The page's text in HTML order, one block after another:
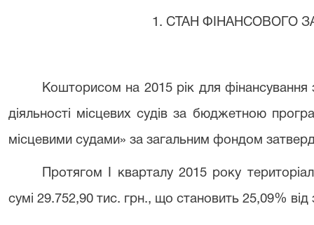
1. СТАН ФІНАНСОВОГО
Кошторисом на 2015 рік для фінансування
діяльності місцевих судів за бюджетною
місцевими судами» за загальним фондом
Протягом І кварталу 2015 року
сумі 29.752,90 тис. грн., що становить 25,09%